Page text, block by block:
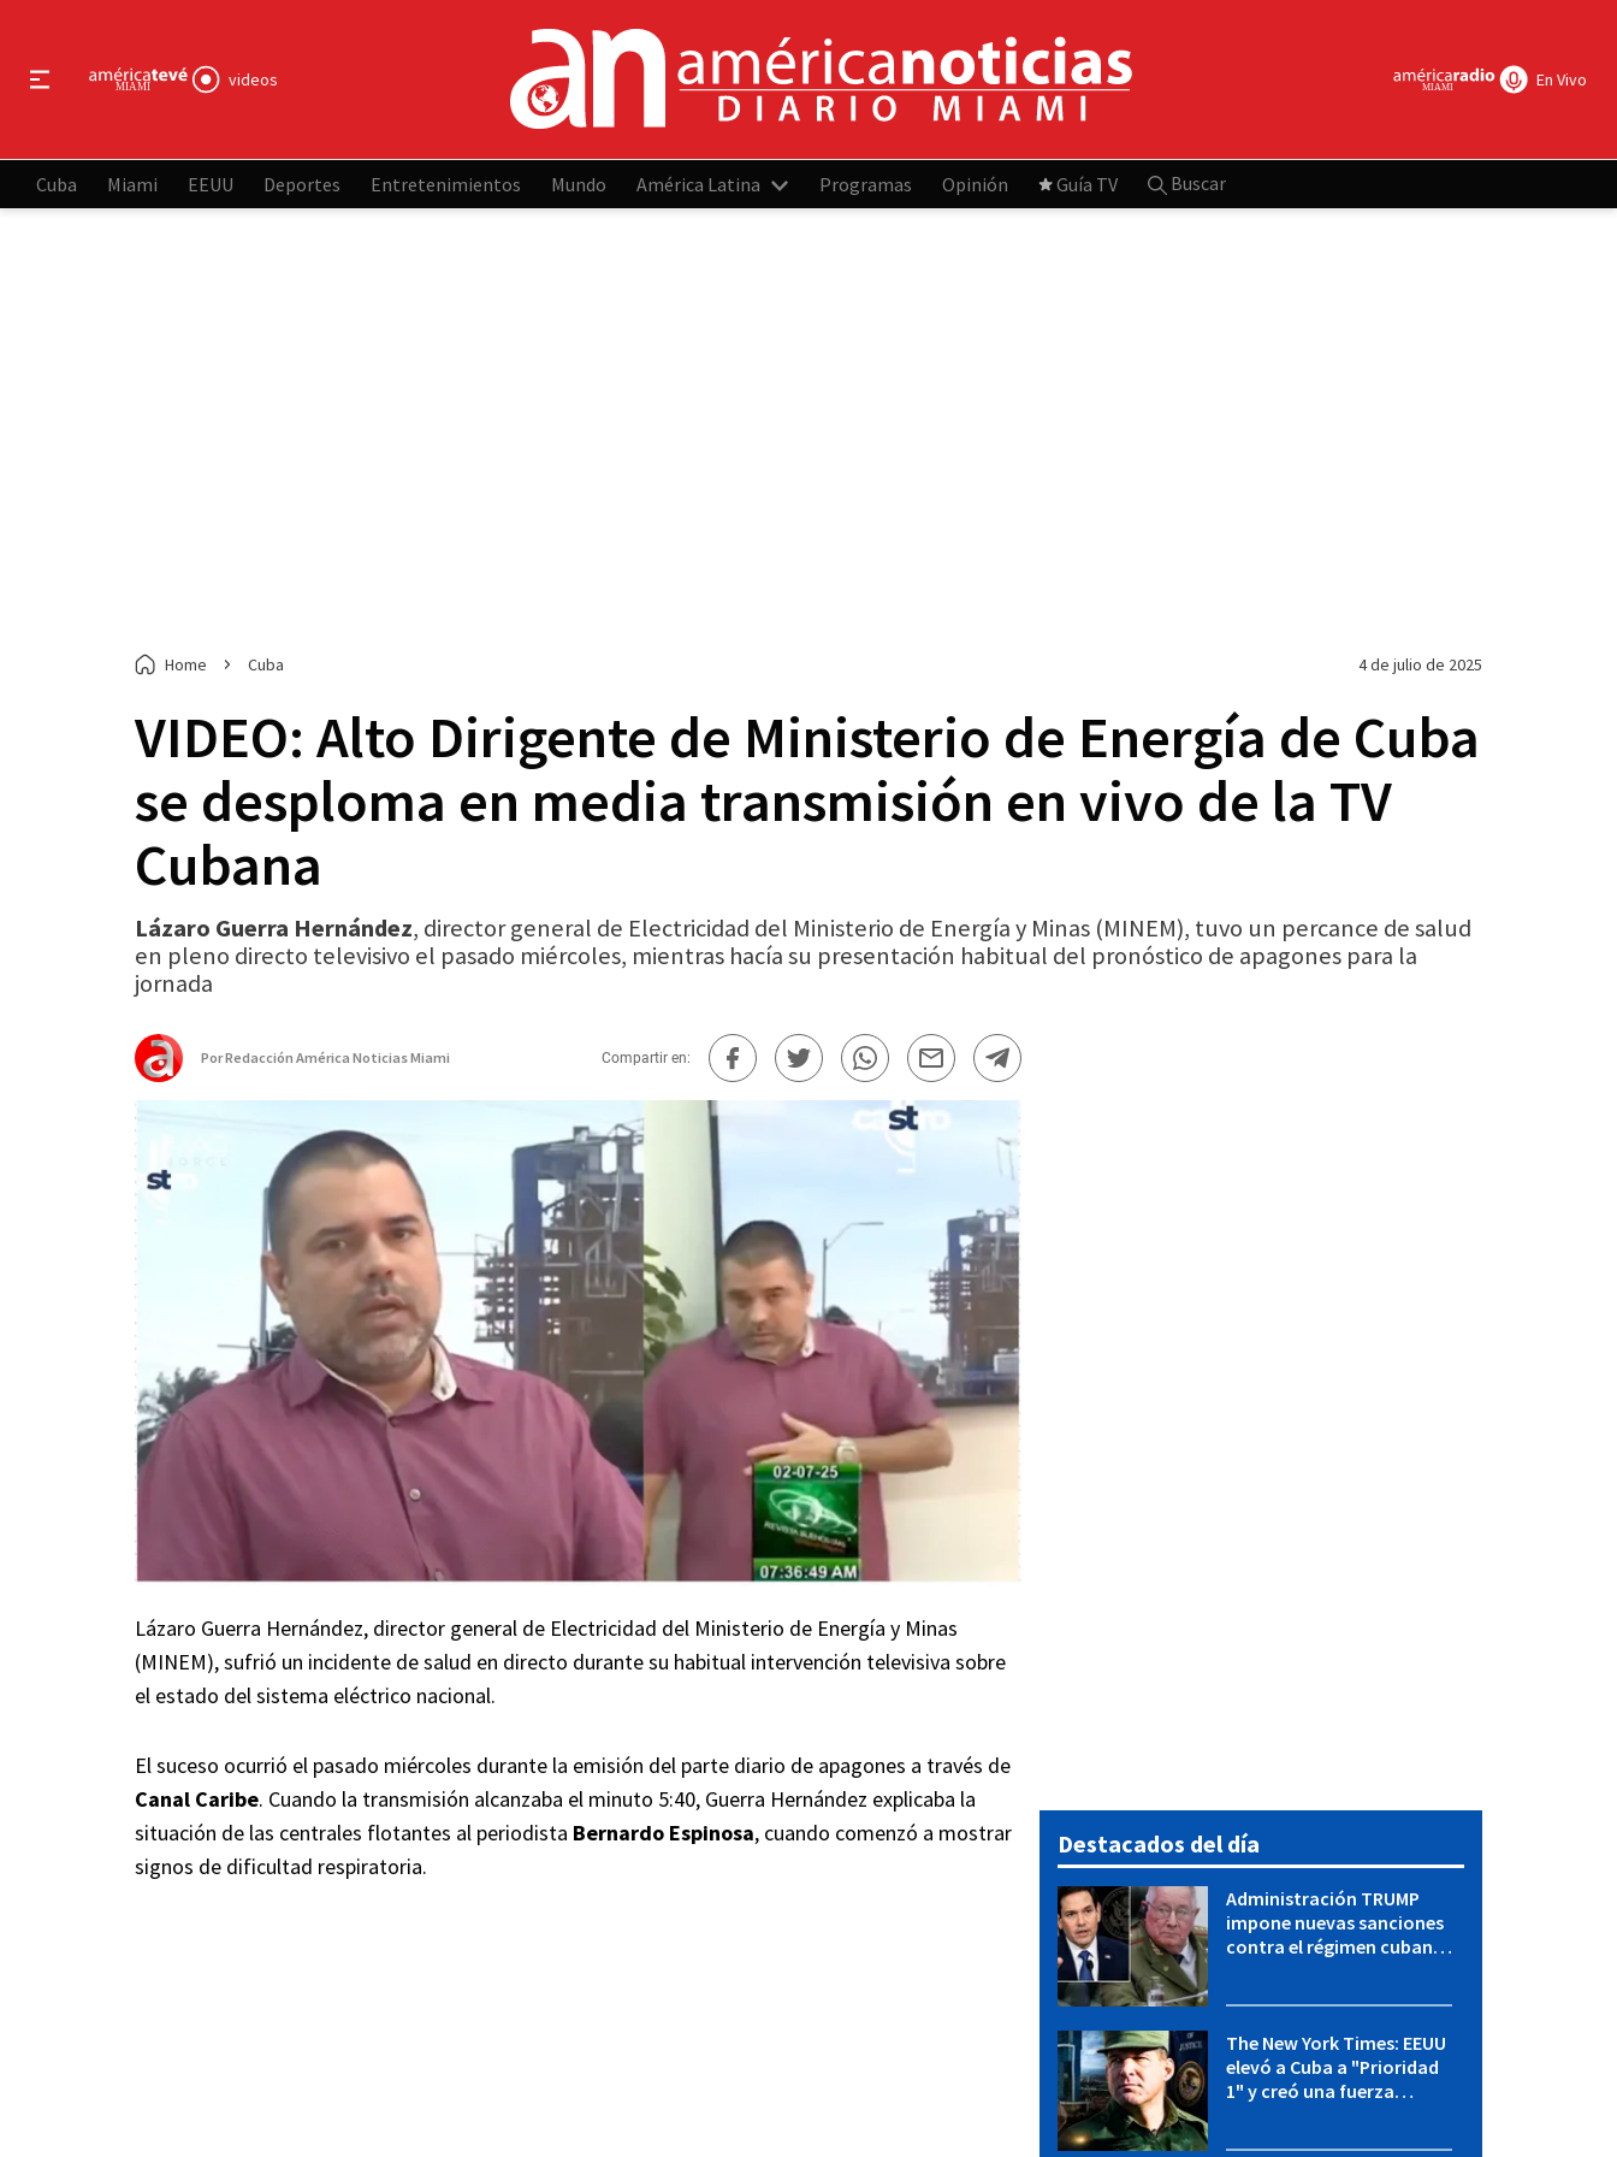
videos En Vivo
Cuba Miami EEUU Deportes Entretenimientos Mundo América Latina Programas Opinión Guía TV Buscar
Home Cuba 4 de julio de 2025
VIDEO: Alto Dirigente de Ministerio de Energía de Cuba
se desploma en media transmisión en vivo de la TV
Cubana
Lázaro Guerra Hernández, director general de Electricidad del Ministerio de Energía y Minas (MINEM), tuvo un percance de salud
en pleno directo televisivo el pasado miércoles, mientras hacía su presentación habitual del pronóstico de apagones para la
jornada
PorRedacción América Noticias Miami Compartir en:
Lázaro Guerra Hernández, director general de Electricidad del Ministerio de Energía y Minas
(MINEM), sufrió un incidente de salud en directo durante su habitual intervención televisiva sobre
el estado del sistema eléctrico nacional.
El suceso ocurrió el pasado miércoles durante la emisión del parte diario de apagones a través de
Canal Caribe. Cuando la transmisión alcanzaba el minuto 5:40, Guerra Hernández explicaba la
situación de las centrales flotantes al periodista Bernardo Espinosa, cuando comenzó a mostrar
signos de dificultad respiratoria.
Destacados del día
Administración TRUMP
impone nuevas sanciones
contra el régimen cubano:
The New York Times: EEUU
elevó a Cuba a "Prioridad
1" y creó una fuerza